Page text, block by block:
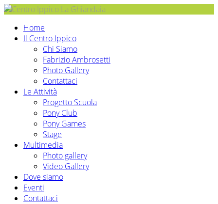
Home
Il Centro Ippico
Chi Siamo
Fabrizio Ambrosetti
Photo Gallery
Contattaci
Le Attività
Progetto Scuola
Pony Club
Pony Games
Stage
Multimedia
Photo gallery
Video Gallery
Dove siamo
Eventi
Contattaci